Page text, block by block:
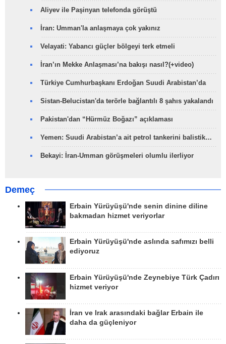
Aliyev ile Paşinyan telefonda görüştü
İran: Umman'la anlaşmaya çok yakınız
Velayati: Yabancı güçler bölgeyi terk etmeli
İran’ın Mekke Anlaşması’na bakışı nasıl?(+video)
Türkiye Cumhurbaşkanı Erdoğan Suudi Arabistan’da
Sistan-Belucistan'da terörle bağlantılı 8 şahıs yakalandı
Pakistan'dan “Hürmüz Boğazı” açıklaması
Yemen: Suudi Arabistan’a ait petrol tankerini balistik…
Bekayi: İran-Umman görüşmeleri olumlu ilerliyor
Demeç
Erbain Yürüyüşü'nde senin dinine diline
bakmadan hizmet veriyorlar
Erbain Yürüyüşü'nde aslında safımızı belli
ediyoruz
Erbain Yürüyüşü'nde Zeynebiye Türk Çadırı
hizmet veriyor
İran ve Irak arasındaki bağlar Erbain ile
daha da güçleniyor